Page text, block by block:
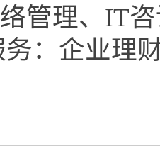
管理、IT
：企业理